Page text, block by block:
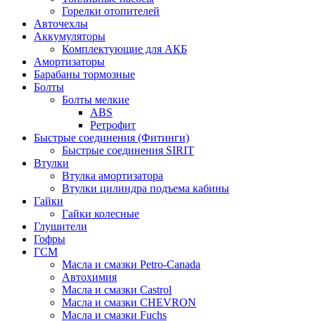
Горелки отопителей
Авточехлы
Аккумуляторы
Комплектующие для АКБ
Амортизаторы
Барабаны тормозные
Болты
Болты мелкие
ABS
Ретрофит
Быстрые соединения (Фитинги)
Быстрые соединения SIRIT
Втулки
Втулка амортизатора
Втулки цилиндра подъема кабины
Гайки
Гайки колесные
Глушители
Гофры
ГСМ
Масла и смазки Petro-Canada
Автохимия
Масла и смазки Castrol
Масла и смазки CHEVRON
Масла и смазки Fuchs